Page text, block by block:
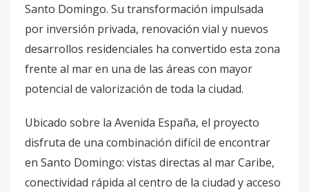
Santo Domingo. Su transformación impulsada
por inversión privada, renovación vial y nuevos
desarrollos residenciales ha convertido esta zona
frente al mar en una de las áreas con mayor
potencial de valorización de toda la ciudad.
Ubicado sobre la Avenida España, el proyecto
disfruta de una combinación difícil de encontrar
en Santo Domingo: vistas directas al mar Caribe,
conectividad rápida al centro de la ciudad y acceso